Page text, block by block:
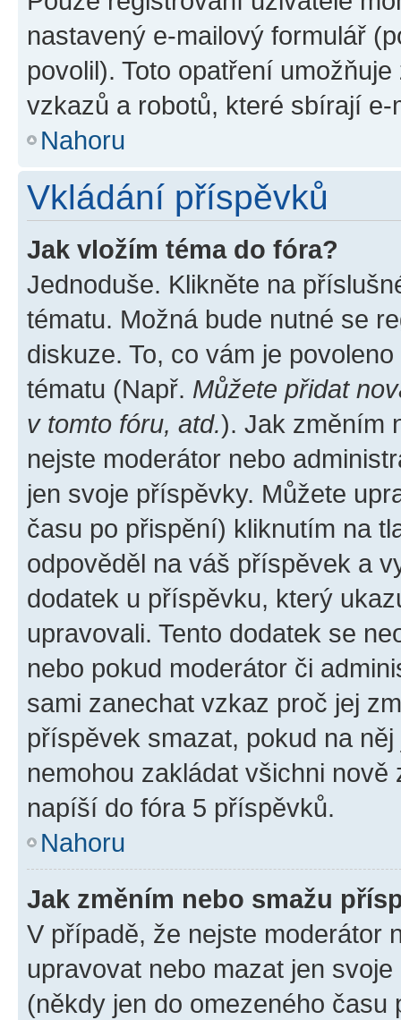
nastavený e-mailový formulář
povolil). Toto opatření
vzkazů a robotů, které sbírají e-
Nahoru
Vkládání příspěvků
Jak vložím téma do fóra?
Jednoduše. Klikněte na
tématu. Možná bude nutné se
diskuze. To, co vám je
tématu (Např. Můžete přidat
v tomto fóru, atd.). Jak změním
nejste moderátor nebo
jen svoje příspěvky. Můžete
času po přispění) kliknutím na
odpověděl na váš příspěvek a
dodatek u příspěvku, který
upravovali. Tento dodatek se
nebo pokud moderátor či
sami zanechat vzkaz proč jej
příspěvek smazat, pokud na
nemohou zakládat všichni
napíší do fóra 5 příspěvků.
Nahoru
Jak změním nebo smažu
V případě, že nejste moderátor
upravovat nebo mazat jen
(někdy jen do omezeného